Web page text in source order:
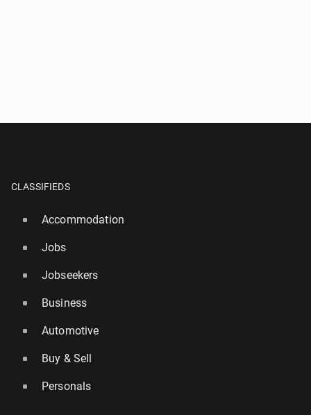
CLASSIFIEDS
Accommodation
Jobs
Jobseekers
Business
Automotive
Buy & Sell
Personals